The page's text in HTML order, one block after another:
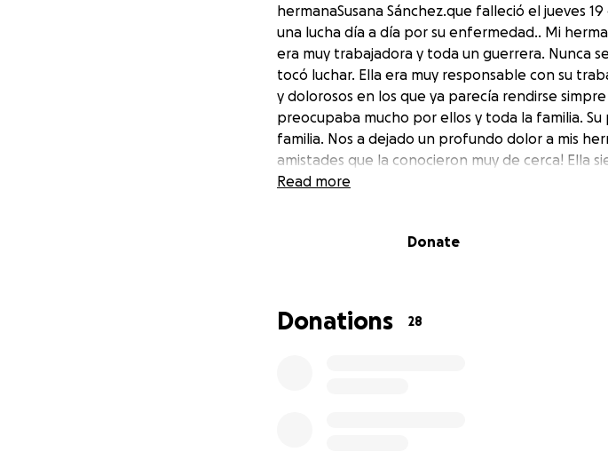
hermanaSusana Sánchez.que falleció el jueves
una lucha día a día por su enfermedad.. Mi
era muy trabajadora y toda un guerrera. Nunca
tocó luchar. Ella era muy responsable con su
y dolorosos en los que ya parecía rendirse
preocupaba mucho por ellos y toda la familia.
familia. Nos a dejado un profundo dolor a mis
amistades que la conocieron muy de cerca! Ella
Estamos con el corazón destrozado! Pero
Espero que nos puedan ayudar, cualquier
Read more
Donate
Donations 28